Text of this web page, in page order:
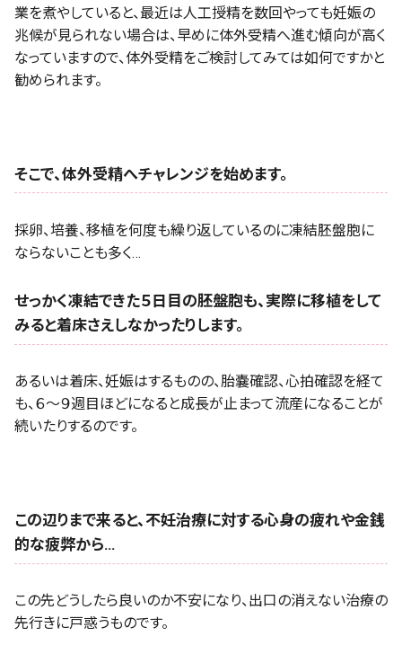
業を煮やしていると、最近は人工授精を数回やっても妊娠の
兆候が見られない場合は、早めに体外受精へ進む傾向が高く
なっていますので、体外受精をご検討してみては如何ですかと
勧められます。
そこで、体外受精へチャレンジを始めます。
採卵、培養、移植を何度も繰り返しているのに凍結胚盤胞に
ならないことも多く…
せっかく凍結できた５日目の胚盤胞も、実際に移植をして
みると着床さえしなかったりします。
あるいは着床、妊娠はするものの、胎嚢確認、心拍確認を経て
も、６〜９週目ほどになると成長が止まって流産になることが
続いたりするのです。
この辺りまで来ると、不妊治療に対する心身の疲れや金銭
的な疲弊から…
この先どうしたら良いのか不安になり、出口の消えない治療の
先行きに戸惑うものです。